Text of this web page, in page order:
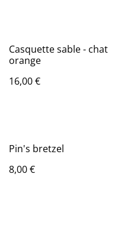
Casquette sable - chat
orange
16,00 €
Pin's bretzel
8,00 €